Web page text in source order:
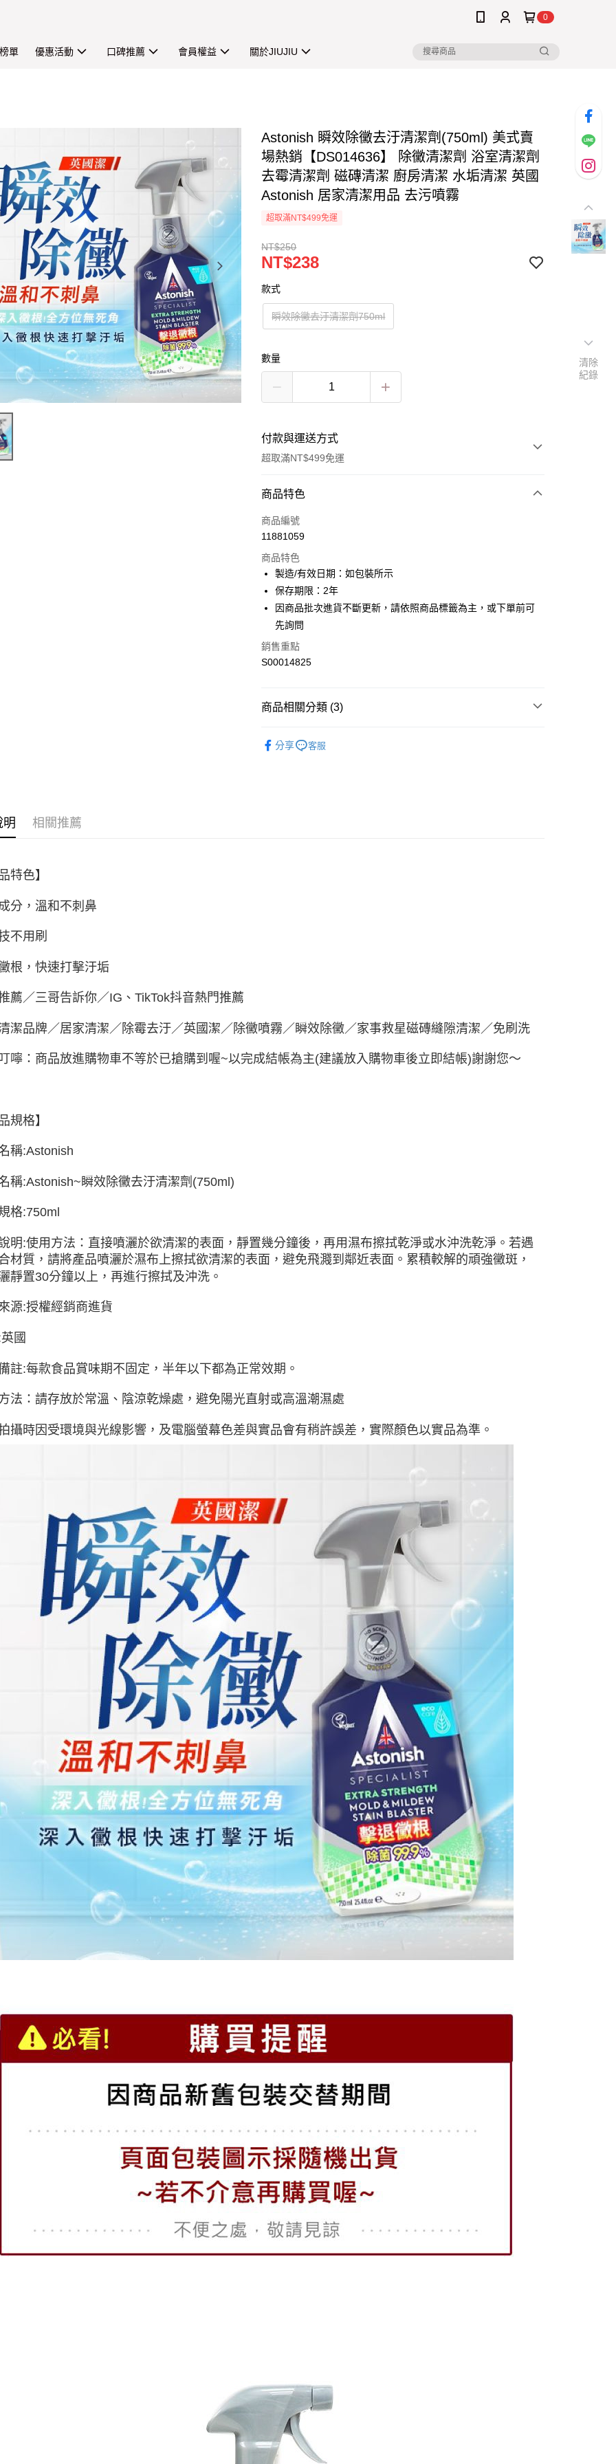
0
單 優惠活動 口碑推薦 會員權益 關於JIUJIU
Astonish 瞬效除黴去汙清潔劑(750ml) 美式賣
場熱銷【DS014636】 除黴清潔劑 浴室清潔劑
去霉清潔劑 磁磚清潔 廚房清潔 水垢清潔 英國
Astonish 居家清潔用品 去污噴霧
超取滿NT$499免運
NT$250
NT$238
款式
瞬效除黴去汙清潔劑750ml
數量
付款與運送方式
超取滿NT$499免運
付款方式
信用卡一次付款
LINE Pay
Apple Pay
街口支付
ATM付款
全家取貨付款
宅配
商品特色
商品編號
11881059
商品特色
製造/有效日期：如包裝所示
保存期限：2年
因商品批次進貨不斷更新，請依照商品標籤為主，或下單前可
先詢問
銷售重點
S00014825
商品相關分類 (3)
分享 客服
明 相關推薦
特色】
分，溫和不刺鼻
不用刷
根，快速打擊汙垢
薦／三哥告訴你／IG、TikTok抖音熱門推薦
潔品牌／居家清潔／除霉去汙／英國潔／除黴噴霧／瞬效除黴／家事救星磁磚縫隙清潔／免刷洗
嚀：商品放進購物車不等於已搶購到喔~以完成結帳為主(建議放入購物車後立即結帳)謝謝您～
規格】
稱:Astonish
稱:Astonish~瞬效除黴去汙清潔劑(750ml)
格:750ml
明:使用方法：直接噴灑於欲清潔的表面，靜置幾分鐘後，再用濕布擦拭乾淨或水沖洗乾淨。若遇
材質，請將產品噴灑於濕布上擦拭欲清潔的表面，避免飛濺到鄰近表面。累積較解的頑強黴斑，
靜置30分鐘以上，再進行擦拭及沖洗。
源:授權經銷商進貨
國
註:每款食品賞味期不固定，半年以下都為正常效期。
法：請存放於常溫、陰涼乾燥處，避免陽光直射或高溫潮濕處
攝時因受環境與光線影響，及電腦螢幕色差與實品會有稍許誤差，實際顏色以實品為準。
清除
紀錄